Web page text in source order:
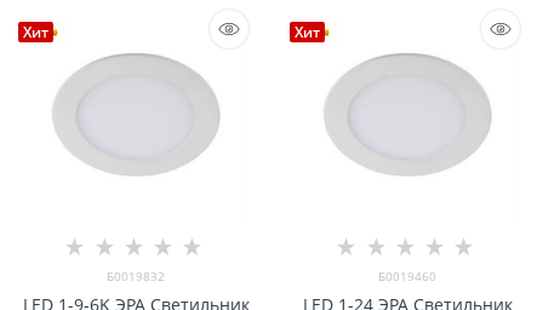
Хит
Б0019832
LED 1-9-6K ЭРА Светильник
Хит
Б0019460
LED 1-24 ЭРА Светильник